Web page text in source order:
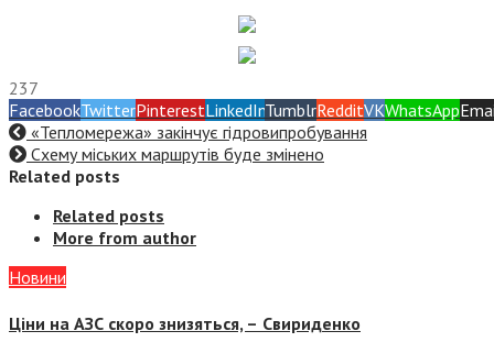
237
FacebookTwitterPinterestLinkedInTumblrRedditVKWhatsApp
«Тепломережа» закінчує гідровипробування
Схему міських маршрутів буде змінено
Related posts
Related posts
More from author
Новини
Ціни на АЗС скоро знизяться, – Свириденко